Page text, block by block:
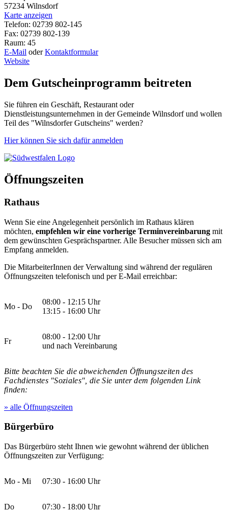
57234 Wilnsdorf
Karte anzeigen
Telefon: 02739 802-145
Fax: 02739 802-139
Raum: 45
E-Mail oderKontaktformular
Website
Dem Gutscheinprogramm beitreten
Sie führen ein Geschäft, Restaurant oder
Dienstleistungsunternehmen in der Gemeinde Wilnsdorf und wollen
Teil des "Wilnsdorfer Gutscheins" werden?
Hier können Sie sich dafür anmelden
Öffnungszeiten
Rathaus
Wenn Sie eine Angelegenheit persönlich im Rathaus klären
möchten, empfehlen wir eine vorherige Terminvereinbarung mit
dem gewünschten Gesprächspartner. Alle Besucher müssen sich am
Empfang anmelden.
Die MitarbeiterInnen der Verwaltung sind während der regulären
Öffnungszeiten telefonisch und per E-Mail erreichbar:
Mo - Do
08:00 - 12:15 Uhr
13:15 - 16:00 Uhr
Fr
08:00 - 12:00 Uhr
und nach Vereinbarung
Bitte beachten Sie die abweichenden Öffnungszeiten des
Fachdienstes "Soziales", die Sie unter dem folgenden Link
finden:
» alle Öffnungszeiten
Bürgerbüro
Das Bürgerbüro steht Ihnen wie gewohnt während der üblichen
Öffnungszeiten zur Verfügung:
Mo - Mi 07:30 - 16:00 Uhr
Do 07:30 - 18:00 Uhr